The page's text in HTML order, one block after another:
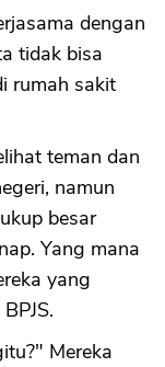
dengan
tidak bisa
rumah sakit
teman dan
namun
besar
Yang mana
yang
Mereka